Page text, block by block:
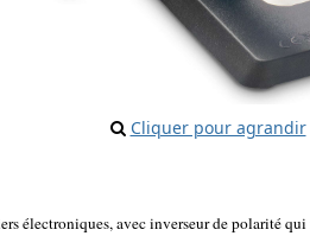
Cliquer pour agrandir
électroniques, avec inverseur de polarité